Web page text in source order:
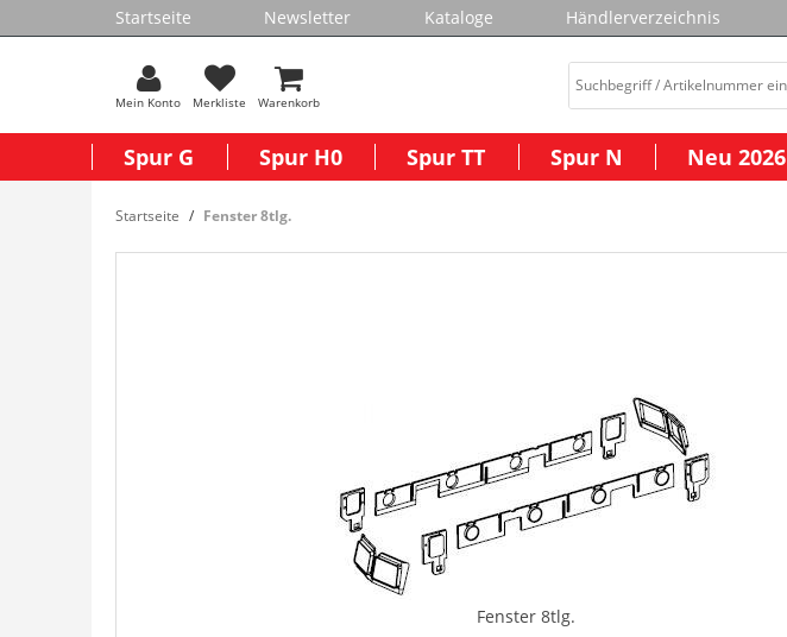
Startseite Newsletter Kataloge Händlerverzeichnis
Mein Konto Merkliste Warenkorb
Spur G Spur H0 Spur TT Spur N Neu 2026
Startseite Fenster 8tlg.
Fenster 8tlg.